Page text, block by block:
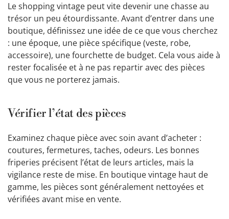
Le shopping vintage peut vite devenir une chasse au
trésor un peu étourdissante. Avant d’entrer dans une
boutique, définissez une idée de ce que vous cherchez
: une époque, une pièce spécifique (veste, robe,
accessoire), une fourchette de budget. Cela vous aide à
rester focalisée et à ne pas repartir avec des pièces
que vous ne porterez jamais.
Vérifier l’état des pièces
Examinez chaque pièce avec soin avant d’acheter :
coutures, fermetures, taches, odeurs. Les bonnes
friperies précisent l’état de leurs articles, mais la
vigilance reste de mise. En boutique vintage haut de
gamme, les pièces sont généralement nettoyées et
vérifiées avant mise en vente.